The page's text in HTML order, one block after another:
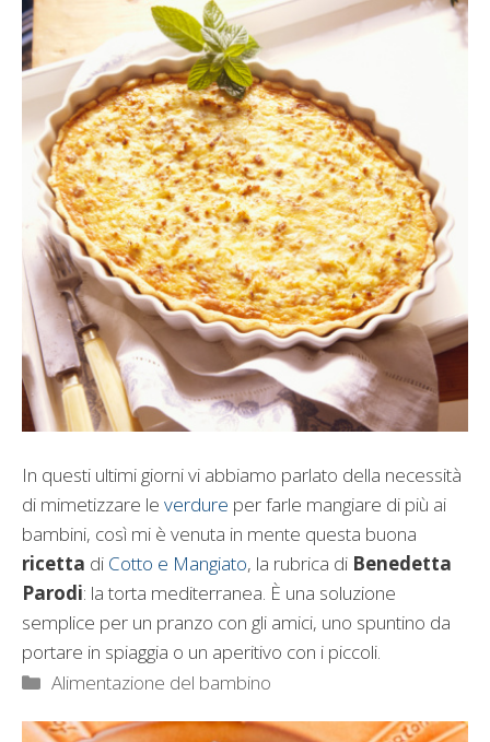
In questi ultimi giorni vi abbiamo parlato della necessità
di mimetizzare le verdure per farle mangiare di più ai
bambini, così mi è venuta in mente questa buona
ricetta di Cotto e Mangiato, la rubrica di Benedetta
Parodi: la torta mediterranea. È una soluzione
semplice per un pranzo con gli amici, uno spuntino da
portare in spiaggia o un aperitivo con i piccoli.
Categorie
Alimentazione del bambino